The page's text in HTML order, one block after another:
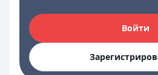
Войти